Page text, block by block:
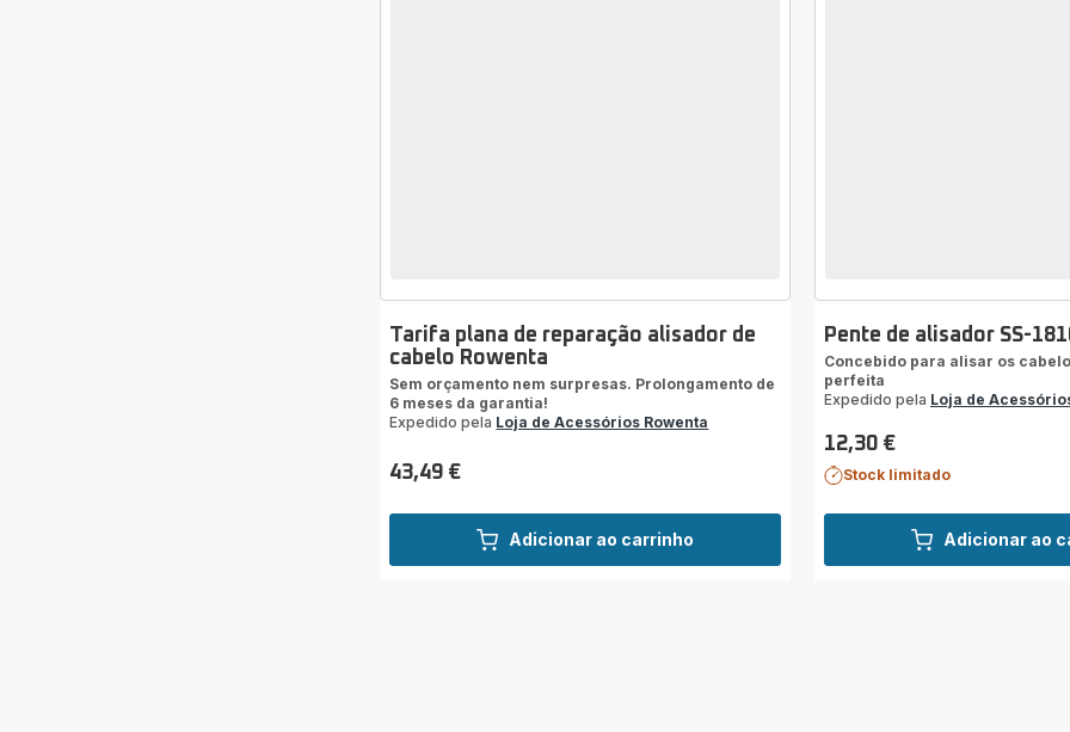
Adicionar ao carrinho
Tarifa plana de reparação alisador de
cabelo Rowenta
Sem orçamento nem surpresas. Prolongamento de
6 meses da garantia!
Expedido pela Loja de Acessórios Rowenta
Preço
43,49 €
Adicionar ao
Pente de alisador SS-
Concebido para alisar os
perfeita
Expedido pela Loja de
Preço
12,30 €
Stock limitado